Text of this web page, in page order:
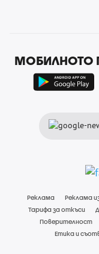
МОБИЛНОТО
Реклама Реклама
Тарифа за откъси
Поверителност
Етика и